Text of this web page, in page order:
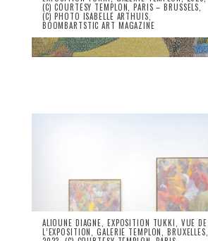
(C) COURTESY TEMPLON, PARIS – BRUSSELS,
(C) PHOTO ISABELLE ARTHUIS,
BOOMBARTSTIC ART MAGAZINE
ALIOUNE DIAGNE, EXPOSITION TUKKI, VUE DE
L’EXPOSITION, GALERIE TEMPLON, BRUXELLES,